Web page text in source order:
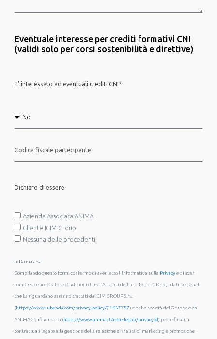
Eventuale interesse per crediti formativi CNI
(validi solo per corsi sostenibilità e direttive)
E' interessato ad eventuali crediti CNI?
Dichiaro di essere
Azienda Associata ANIMA
Cliente ICIM Group
Nessuna delle precedenti
Informativa
Compilando questo form, confermo di aver letto l'Informativa sulla Privacye di aver
compreso e accettato le condizioni d'uso. Ai sensi dell'art. 13 del GDPR, i dati personali
che La riguardano saranno trattati da ICIM GROUP S.r.l.
(https://www.iubenda.com/privacy-policy/71657757) e dalle società del Gruppo e da
ANIMA Confindustria (https://www.anima.it/note-legali/privacy.kl) per le finalità
contrattuali legate alla gestione della relazione e finalità di marketing e promozione